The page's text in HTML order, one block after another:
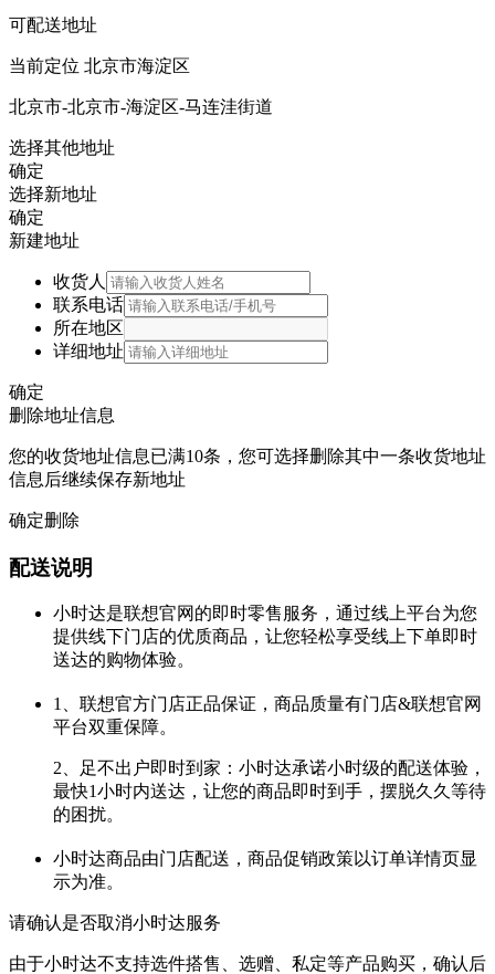
可配送地址
当前定位 北京市海淀区
北京市-北京市-海淀区-马连洼街道
选择其他地址
确定
选择新地址
确定
新建地址
收货人
联系电话
所在地区
详细地址
确定
删除地址信息
您的收货地址信息已满10条，您可选择删除其中一条收货地址
信息后继续保存新地址
确定删除
配送说明
小时达是联想官网的即时零售服务，通过线上平台为您
提供线下门店的优质商品，让您轻松享受线上下单即时
送达的购物体验。
1、联想官方门店正品保证，商品质量有门店&联想官网
平台双重保障。
2、足不出户即时到家：小时达承诺小时级的配送体验，
最快1小时内送达，让您的商品即时到手，摆脱久久等待
的困扰。
小时达商品由门店配送，商品促销政策以订单详情页显
示为准。
请确认是否取消小时达服务
由于小时达不支持选件搭售、选赠、私定等产品购买，确认后